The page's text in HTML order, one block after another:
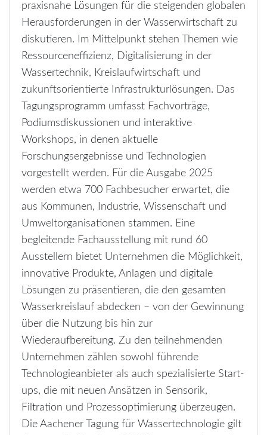
praxisnahe Lösungen für die steigenden globalen
Herausforderungen in der Wasserwirtschaft zu
diskutieren. Im Mittelpunkt stehen Themen wie
Ressourceneffizienz, Digitalisierung in der
Wassertechnik, Kreislaufwirtschaft und
zukunftsorientierte Infrastrukturlösungen. Das
Tagungsprogramm umfasst Fachvorträge,
Podiumsdiskussionen und interaktive
Workshops, in denen aktuelle
Forschungsergebnisse und Technologien
vorgestellt werden. Für die Ausgabe 2025
werden etwa 700 Fachbesucher erwartet, die
aus Kommunen, Industrie, Wissenschaft und
Umweltorganisationen stammen. Eine
begleitende Fachausstellung mit rund 60
Ausstellern bietet Unternehmen die Möglichkeit,
innovative Produkte, Anlagen und digitale
Lösungen zu präsentieren, die den gesamten
Wasserkreislauf abdecken – von der Gewinnung
über die Nutzung bis hin zur
Wiederaufbereitung. Zu den teilnehmenden
Unternehmen zählen sowohl führende
Technologieanbieter als auch spezialisierte Start-
ups, die mit neuen Ansätzen in Sensorik,
Filtration und Prozessoptimierung überzeugen.
Die Aachener Tagung für Wassertechnologie gilt